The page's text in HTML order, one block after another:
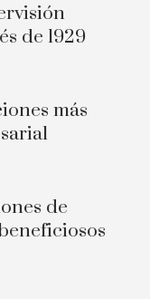
de 1929
más
de